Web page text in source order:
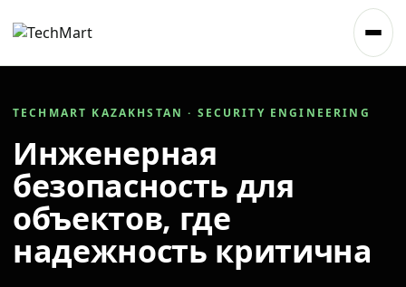
TECHMART KAZAKHSTAN · SECURITY ENGINEERING
Инженерная
безопасность для
объектов, где
надежность критична